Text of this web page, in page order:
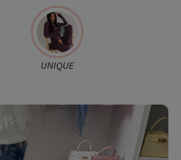
UNIQUE